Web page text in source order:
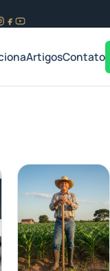
ArtigosContato